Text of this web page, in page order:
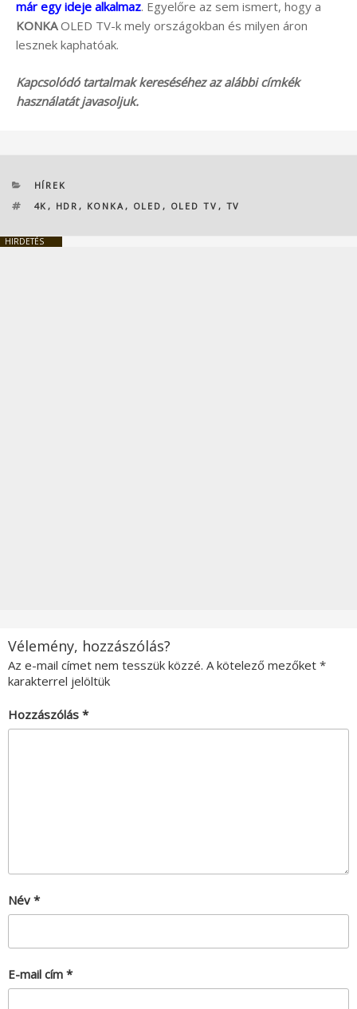
már egy ideje alkalmaz. Egyelőre az sem ismert, hogy a
KONKAOLED TV-k mely országokban és milyen áron
lesznek kaphatóak.
Kapcsolódó tartalmak kereséséhez az alábbi címkék
használatát javasoljuk.
KATEGÓRIÁK
HÍREK
CÍMKÉK
4K , HDR , KONKA, OLED , OLED TV , TV
HIRDETÉS
Vélemény, hozzászólás?
Az e-mail címet nem tesszük közzé. A kötelező mezőket *
karakterrel jelöltük
Hozzászólás *
Név *
E-mail cím *